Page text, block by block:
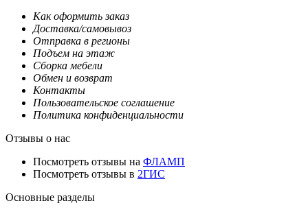
Как оформить заказ
Доставка/самовывоз
Отправка в регионы
Подъем на этаж
Сборка мебели
Обмен и возврат
Контакты
Пользовательское соглашение
Политика конфиденциальности
Отзывы о нас
Посмотреть отзывы на ФЛАМП
Посмотреть отзывы в 2ГИС
Основные разделы